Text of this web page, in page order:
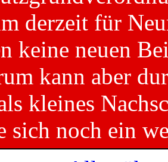
derzeit für
keine neuen
kann aber
kleines
sich noch ein